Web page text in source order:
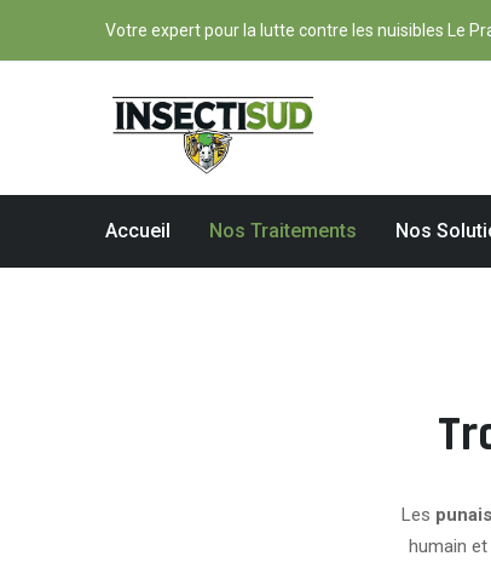
Votre expert pour la lutte contre les nuisibles Le
Accueil Nos Traitements Nos
Les
humain